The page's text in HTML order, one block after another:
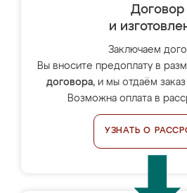
Договор
и
Заключаем
Вы вносите предоплату в
договора, и мы отдаём
Возможна оплата в
УЗНАТЬ О